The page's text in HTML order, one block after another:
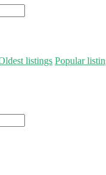
listings Popular